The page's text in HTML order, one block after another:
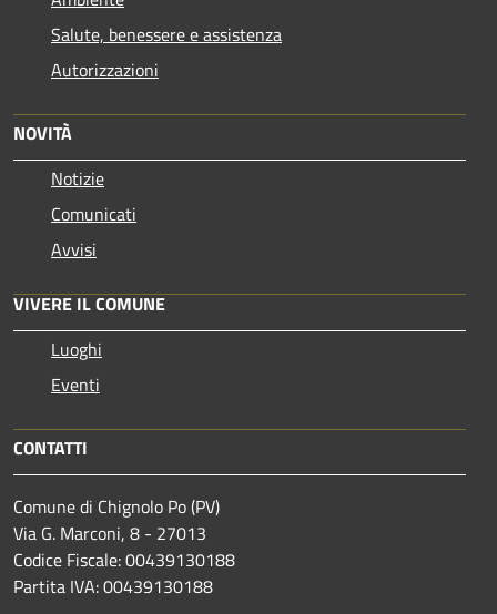
Salute, benessere e assistenza
Autorizzazioni
NOVITÀ
Notizie
Comunicati
Avvisi
VIVERE IL COMUNE
Luoghi
Eventi
CONTATTI
Comune di Chignolo Po (PV)
Via G. Marconi, 8 - 27013
Codice Fiscale: 00439130188
Partita IVA: 00439130188